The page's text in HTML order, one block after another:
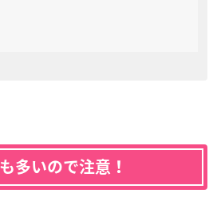
多いので注意！